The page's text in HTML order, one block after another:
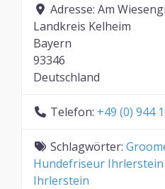
Adresse: Am
Landkreis Kelheim
Bayern
93346
Deutschland
Telefon: +49 (0) 944
Schlagwörter:
Hundefriseur Ihrlerstein
Ihrlerstein